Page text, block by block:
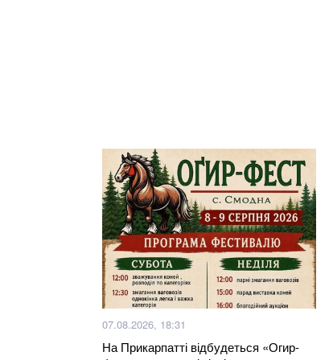
07.08.2026, 18:31
На Прикарпатті відбудеться «Огир-